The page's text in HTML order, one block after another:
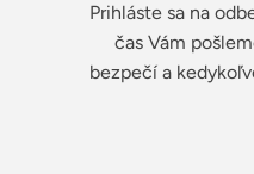
Prihláste sa na
čas Vám
bezpečí a